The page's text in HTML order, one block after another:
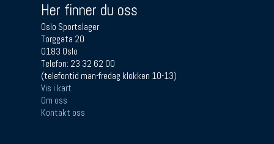
Her finner du oss
Oslo Sportslager
Torggata 20
0183 Oslo
Telefon: 23 32 62 00
(telefontid man-fredag klokken 10-13)
Vis i kart
Om oss
Kontakt oss